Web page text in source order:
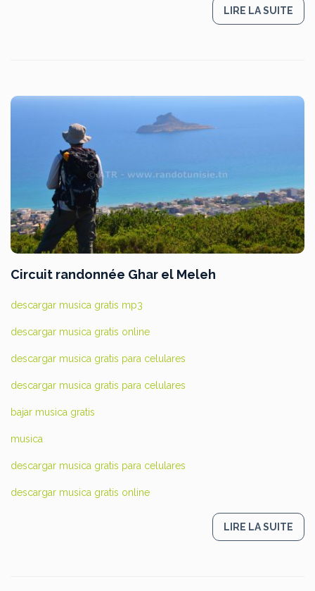
LIRE LA SUITE
Circuit randonnée Ghar el Meleh
descargar musica gratis mp3
descargar musica gratis online
descargar musica gratis para celulares
descargar musica gratis para celulares
bajar musica gratis
musica
descargar musica gratis para celulares
descargar musica gratis online
LIRE LA SUITE